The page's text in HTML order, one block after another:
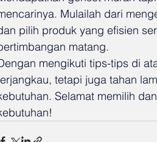
Mulailah dari
pilih produk yang efisien
matang.
mengikuti tips-tips di
tetapi juga tahan
Selamat memilih